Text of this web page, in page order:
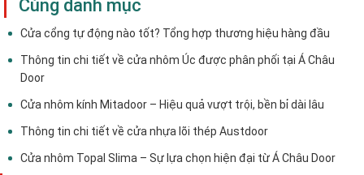
Cùng danh mục
Cửa cổng tự động nào tốt? Tổng hợp thương hiệu hàng đầu
Thông tin chi tiết về cửa nhôm Úc được phân phối tại Á Châu
Door
Cửa nhôm kính Mitadoor – Hiệu quả vượt trội, bền bỉ dài lâu
Thông tin chi tiết về cửa nhựa lõi thép Austdoor
Cửa nhôm Topal Slima – Sự lựa chọn hiện đại từ Á Châu Door